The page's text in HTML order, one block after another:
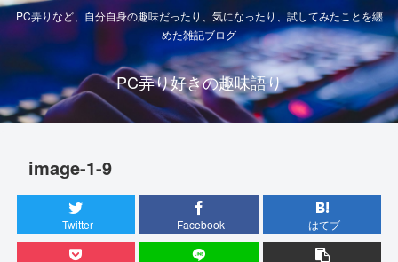
PC弄りなど、自分自身の趣味だったり、気になったり、試してみたことを纏
めた雑記ブログ
PC弄り好きの趣味語り
image-1-9
Twitter Facebook はてブ